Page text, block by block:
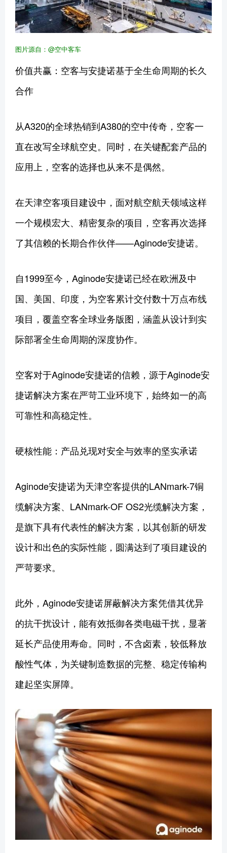
图片源自：@空中客车
价值共赢：空客与安捷诺基于全生命周期的长久
合作
从A320的全球热销到A380的空中传奇，空客一
直在改写全球航空史。同时，在关键配套产品的
应用上，空客的选择也从来不是偶然。
在天津空客项目建设中，面对航空航天领域这样
一个规模宏大、精密复杂的项目，空客再次选择
了其信赖的长期合作伙伴——Aginode安捷诺。
自1999至今，Aginode安捷诺已经在欧洲及中
国、美国、印度，为空客累计交付数十万点布线
项目，覆盖空客全球业务版图，涵盖从设计到实
际部署全生命周期的深度协作。
空客对于Aginode安捷诺的信赖，源于Aginode安
捷诺解决方案在严苛工业环境下，始终如一的高
可靠性和高稳定性。
硬核性能：产品兑现对安全与效率的坚实承诺
Aginode安捷诺为天津空客提供的LANmark-7铜
缆解决方案、LANmark-OF OS2光缆解决方案，
是旗下具有代表性的解决方案，以其创新的研发
设计和出色的实际性能，圆满达到了项目建设的
严苛要求。
此外，Aginode安捷诺屏蔽解决方案凭借其优异
的抗干扰设计，能有效抵御各类电磁干扰，显著
延长产品使用寿命。同时，不含卤素，较低释放
酸性气体，为关键制造数据的完整、稳定传输构
建起坚实屏障。